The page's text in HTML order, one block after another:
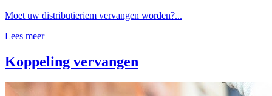
Moet uw distributieriem vervangen worden?...
Lees meer
Koppeling vervangen